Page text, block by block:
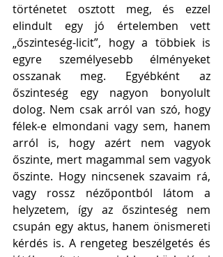
történetet osztott meg, és ezzel
elindult egy jó értelemben vett
„őszinteség-licit”, hogy a többiek is
egyre személyesebb élményeket
osszanak meg. Egyébként az
őszinteség egy nagyon bonyolult
dolog. Nem csak arról van szó, hogy
félek-e elmondani vagy sem, hanem
arról is, hogy azért nem vagyok
őszinte, mert magammal sem vagyok
őszinte. Hogy nincsenek szavaim rá,
vagy rossz nézőpontból látom a
helyzetem, így az őszinteség nem
csupán egy aktus, hanem önismereti
kérdés is. A rengeteg beszélgetés és